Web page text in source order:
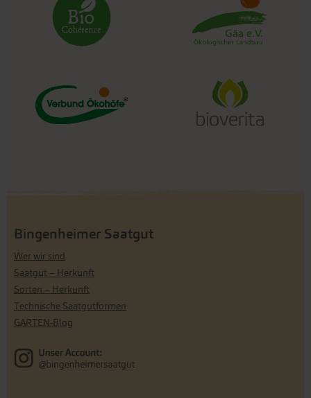
Bingenheimer Saatgut
Wer wir sind
Saatgut – Herkunft
Sorten – Herkunft
Technische Saatgutformen
GARTEN-Blog